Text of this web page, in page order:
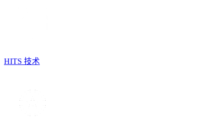
HITS 技术